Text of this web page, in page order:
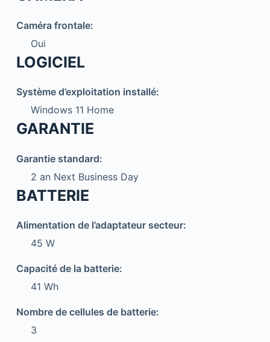
Caméra frontale:
Oui
LOGICIEL
Système d’exploitation installé:
Windows 11 Home
GARANTIE
Garantie standard:
2 an Next Business Day
BATTERIE
Alimentation de l’adaptateur secteur:
45 W
Capacité de la batterie:
41 Wh
Nombre de cellules de batterie:
3